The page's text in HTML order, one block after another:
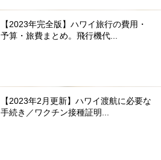
【2023年完全版】ハワイ旅行の費用・
予算・旅費まとめ。飛行機代...
【2023年2月更新】ハワイ渡航に必要な
手続き／ワクチン接種証明...